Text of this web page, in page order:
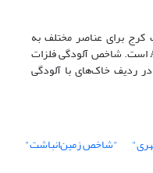
برای عناصر مختلف به
ترتیب : As>S>P>Zn>Pb>Cu>Ni, Cr>Cd است. شاخص آلودگی فلزات
کرج 75/1 بوده که در ردیف خاک‌های با آلودگی
"شاخص زمین‌انباشت"